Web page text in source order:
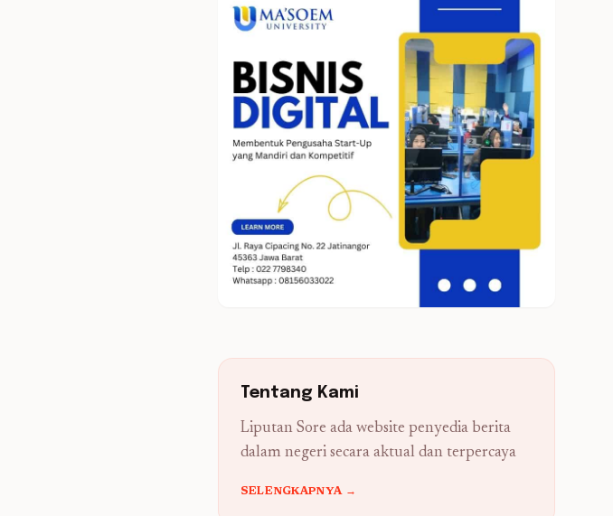
Tentang Kami
Liputan Sore ada website penyedia berita
dalam negeri secara aktual dan terpercaya
SELENGKAPNYA →